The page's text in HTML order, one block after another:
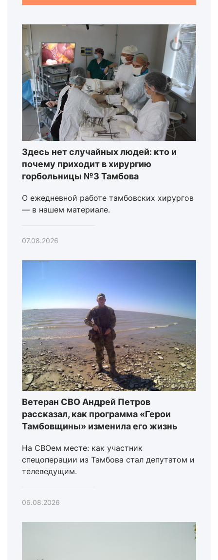
Здесь нет случайных людей: кто и
почему приходит в хирургию
горбольницы №3 Тамбова
О ежедневной работе тамбовских хирургов
— в нашем материале.
07.08.2026
Ветеран СВО Андрей Петров
рассказал, как программа «Герои
Тамбовщины» изменила его жизнь
На СВОем месте: как участник
спецоперации из Тамбова стал депутатом и
телеведущим.
06.08.2026